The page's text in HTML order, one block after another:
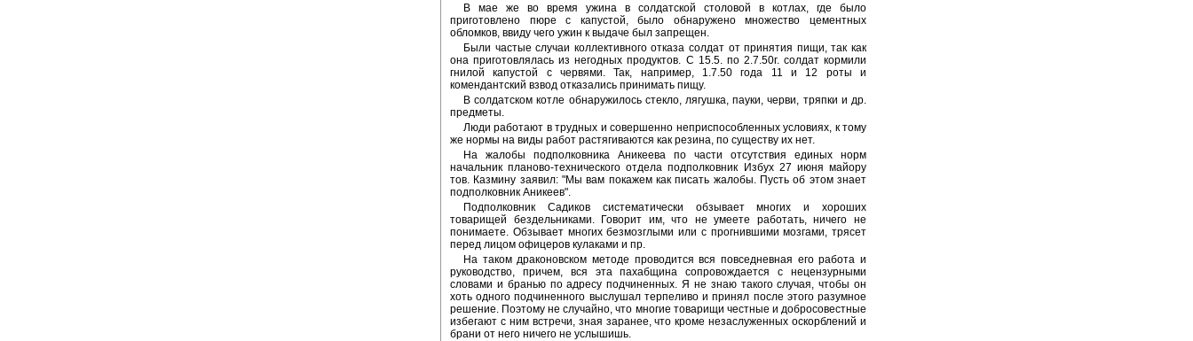
В мае же во время ужина в солдатской столовой в котлах, где было
приготовлено пюре с капустой, было обнаружено множество цементных
обломков, ввиду чего ужин к выдаче был запрещен.
Были частые случаи коллективного отказа солдат от принятия пищи, так как
она приготовлялась из негодных продуктов. С 15.5. по 2.7.50г. солдат кормили
гнилой капустой с червями. Так, например, 1.7.50 года 11 и 12 роты и
комендантский взвод отказались принимать пищу.
В солдатском котле обнаружилось стекло, лягушка, пауки, черви, тряпки и др.
предметы.
Люди работают в трудных и совершенно неприспособленных условиях, к тому
же нормы на виды работ растягиваются как резина, по существу их нет.
На жалобы подполковника Аникеева по части отсутствия единых норм
начальник планово-технического отдела подполковник Избух 27 июня майору
тов. Казмину заявил: "Мы вам покажем как писать жалобы. Пусть об этом знает
подполковник Аникеев".
Подполковник Садиков систематически обзывает многих и хороших
товарищей бездельниками. Говорит им, что не умеете работать, ничего не
понимаете. Обзывает многих безмозглыми или с прогнившими мозгами, трясет
перед лицом офицеров кулаками и пр.
На таком драконовском методе проводится вся повседневная его работа и
руководство, причем, вся эта пахабщина сопровождается с нецензурными
словами и бранью по адресу подчиненных. Я не знаю такого случая, чтобы он
хоть одного подчиненного выслушал терпеливо и принял после этого разумное
решение. Поэтому не случайно, что многие товарищи честные и добросовестные
избегают с ним встречи, зная заранее, что кроме незаслуженных оскорблений и
брани от него ничего не услышишь.